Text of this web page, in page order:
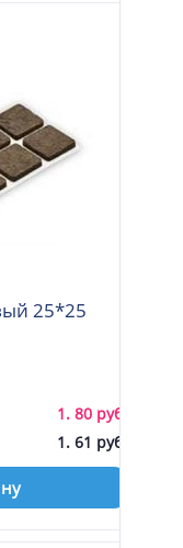
25*25
1. 80 руб.
1. 61 руб.